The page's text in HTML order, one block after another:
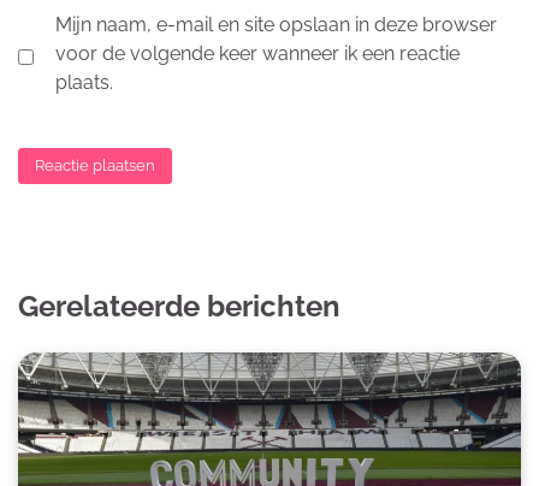
Mijn naam, e-mail en site opslaan in deze browser
voor de volgende keer wanneer ik een reactie
plaats.
Gerelateerde berichten